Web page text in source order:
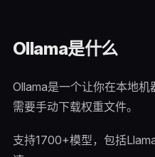
Ollama是什么
Ollama是一个让你在本地
需要手动下载权重文件。
支持1700+模型，包括